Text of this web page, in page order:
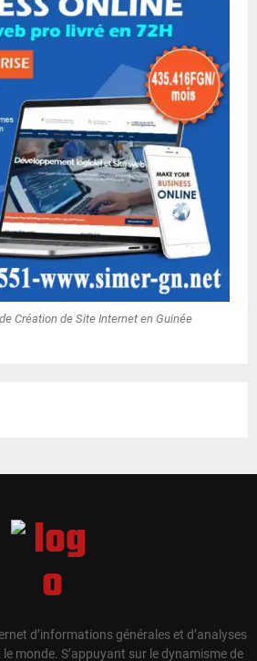
Création de Site Internet en Guinée
d’informations générales et d’analyses
le monde. S’appuyant sur le dynamisme de